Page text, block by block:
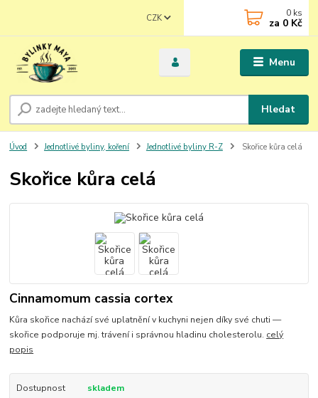
Menu
CZK
Hledat
0 ks
za 0 Kč
Úvod Jednotlivé byliny, koření Jednotlivé byliny R-Z Skořice kůra celá
Skořice kůra celá
Cinnamomum cassia cortex
Kůra skořice nachází své uplatnění v kuchyni nejen díky své chuti —
skořice podporuje mj. trávení i správnou hladinu cholesterolu. celý
popis
Dostupnost
skladem